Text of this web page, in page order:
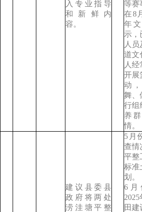
入专业指导
和新鲜内
容。
等赛
在8
年
示，
人
道文
人
开展
动
舞、
行组
养
情。
建议县委县
政府将两处
涝洼塘平整
5月
查情
平整
标准
划。
6月
田建